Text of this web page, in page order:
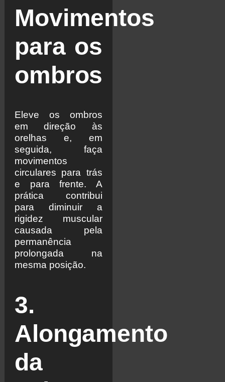
Movimentos
para os
ombros
Eleve os ombros
em direção às
orelhas e, em
seguida, faça
movimentos
circulares para trás
e para frente. A
prática contribui
para diminuir a
rigidez muscular
causada pela
permanência
prolongada na
mesma posição.
3.
Alongamento
da